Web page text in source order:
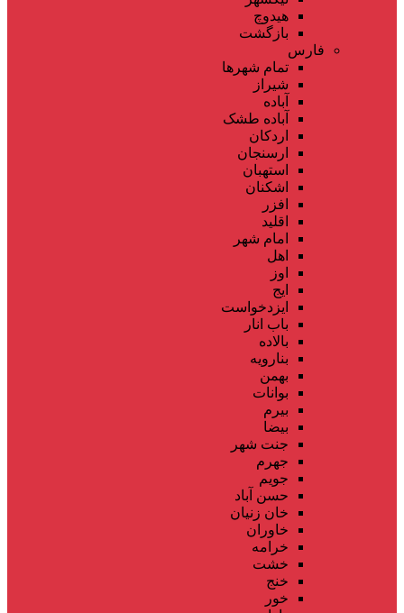
هیدوچ
بازگشت
فارس
تمام شهر‌ها
شیراز
آباده
آباده طشک
اردکان
ارسنجان
استهبان
اشکنان
افزر
اقلید
امام شهر
اهل
اوز
ایج
ایزدخواست
باب انار
بالاده
بنارویه
بهمن
بوانات
بیرم
بیضا
جنت شهر
جهرم
جویم
حسن آباد
خان زنیان
خاوران
خرامه
خشت
خنج
خور